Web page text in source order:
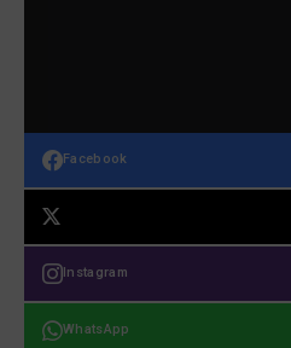
Facebook
Instagram
WhatsApp